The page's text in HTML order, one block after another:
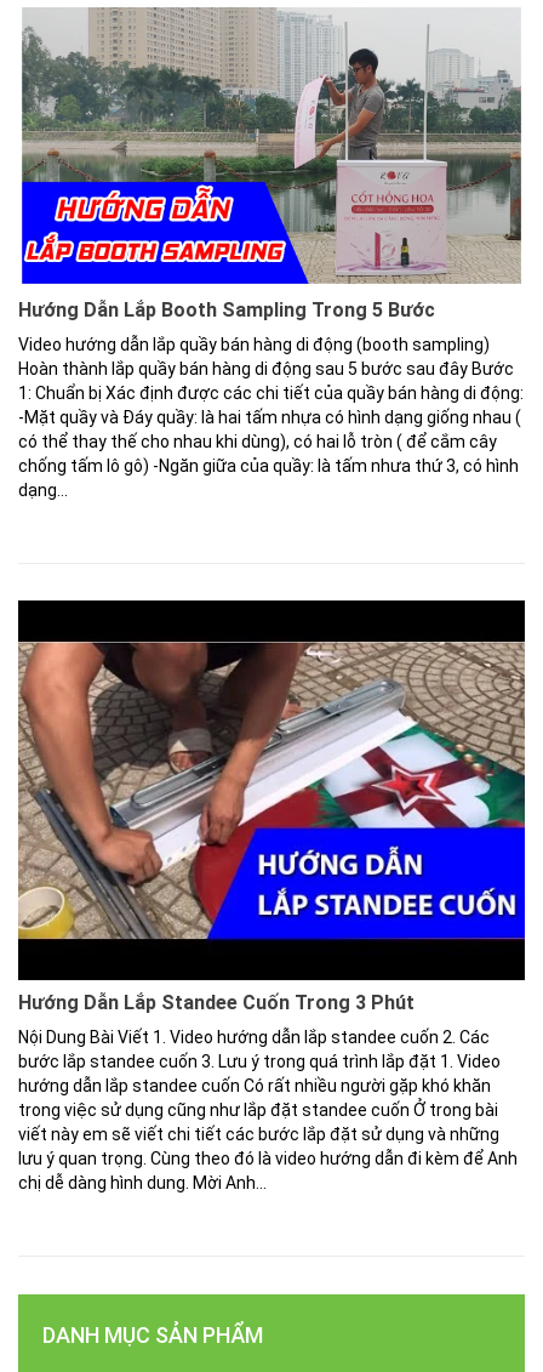
Hướng Dẫn Lắp Booth Sampling Trong 5 Bước
Video hướng dẫn lắp quầy bán hàng di động (booth sampling)
Hoàn thành lắp quầy bán hàng di động sau 5 bước sau đây Bước
1: Chuẩn bị Xác định được các chi tiết của quầy bán hàng di động:
-Mặt quầy và Đáy quầy: là hai tấm nhựa có hình dạng giống nhau (
có thể thay thế cho nhau khi dùng), có hai lỗ tròn ( để cắm cây
chống tấm lô gô) -Ngăn giữa của quầy: là tấm nhưa thứ 3, có hình
dạng...
Hướng Dẫn Lắp Standee Cuốn Trong 3 Phút
Nội Dung Bài Viết 1. Video hướng dẫn lắp standee cuốn 2. Các
bước lắp standee cuốn 3. Lưu ý trong quá trình lắp đặt 1. Video
hướng dẫn lắp standee cuốn Có rất nhiều người gặp khó khăn
trong việc sử dụng cũng như lắp đặt standee cuốn Ở trong bài
viết này em sẽ viết chi tiết các bước lắp đặt sử dụng và những
lưu ý quan trọng. Cùng theo đó là video hướng dẫn đi kèm để Anh
chị dễ dàng hình dung. Mời Anh...
DANH MỤC SẢN PHẨM